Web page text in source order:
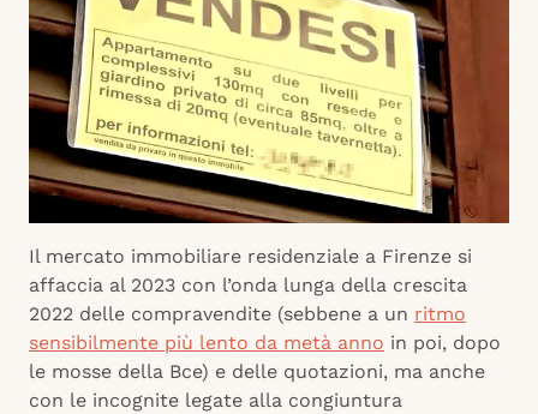
Il mercato immobiliare residenziale a Firenze si
affaccia al 2023 con l’onda lunga della crescita
2022 delle compravendite (sebbene a un ritmo
sensibilmente più lento da metà anno in poi, dopo
le mosse della Bce) e delle quotazioni, ma anche
con le incognite legate alla congiuntura